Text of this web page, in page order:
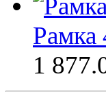
Рамка
1